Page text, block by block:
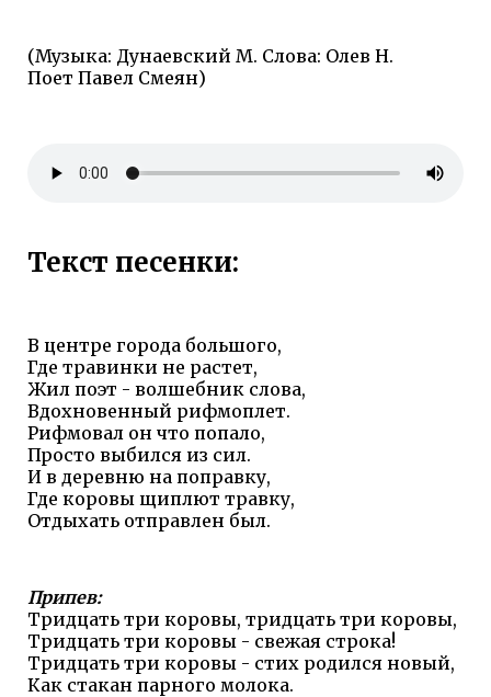
(Музыка: Дунаевский М. Слова: Олев Н.
Поет Павел Смеян)
Текст песенки:
В центре города большого,
Где травинки не растет,
Жил поэт - волшебник слова,
Вдохновенный рифмоплет.
Рифмовал он что попало,
Просто выбился из сил.
И в деревню на поправку,
Где коровы щиплют травку,
Отдыхать отправлен был.
Припев:
Тридцать три коровы, тридцать три коровы,
Тридцать три коровы - свежая строка!
Тридцать три коровы - стих родился новый,
Как стакан парного молока.